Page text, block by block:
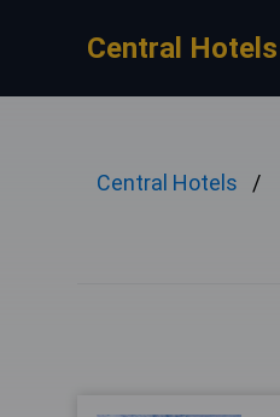
Central Hotels
Central Hotels